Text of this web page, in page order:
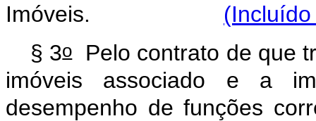
Imóveis.
§ 3oPelo contrato de que
imóveis associado e a
desempenho de funções